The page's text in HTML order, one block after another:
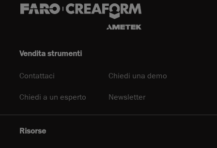
Vendita strumenti
Contattaci Chiedi una demo
Chiedi a un esperto Newsletter
Risorse